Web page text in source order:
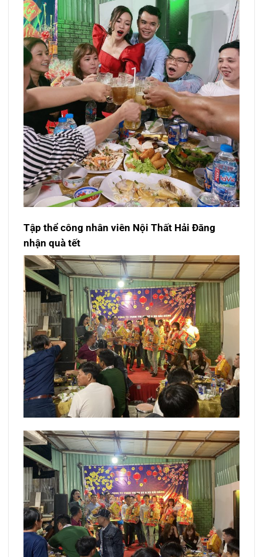
Tập thể công nhân viên Nội Thất Hải Đăng
nhận quà tết